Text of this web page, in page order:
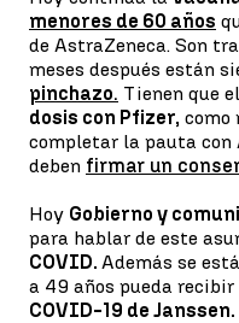
menores de 60 años
de AstraZeneca. Son
meses después están
pinchazo. Tienen que
dosis con Pfizer, como
completar la pauta con
deben firmar un
Hoy Gobierno y
para hablar de este
COVID. Además se
a 49 años pueda
COVID-19 de Janssen.